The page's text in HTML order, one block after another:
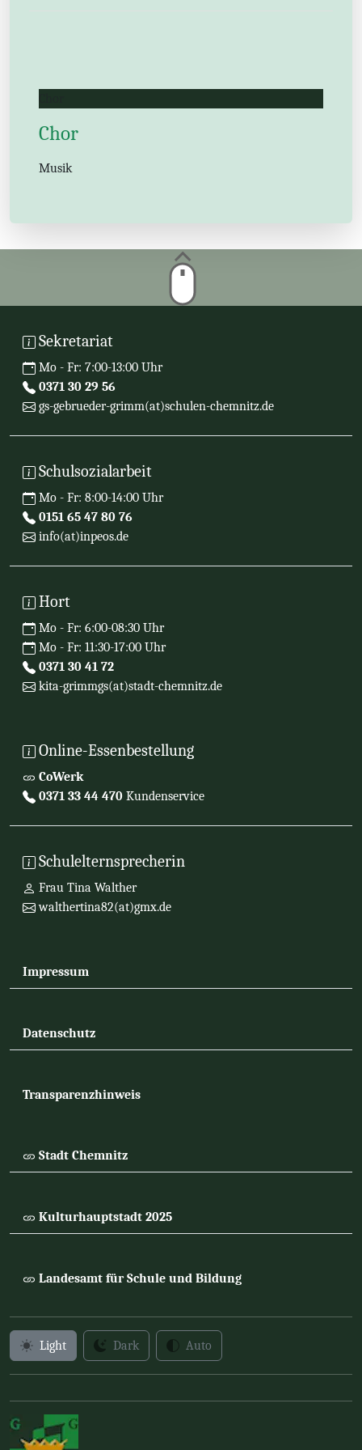
Chor
Musik
Sekretariat
Mo - Fr: 7:00-13:00 Uhr
0371 30 29 56
gs-gebrueder-grimm(at)schulen-chemnitz.de
Schulsozialarbeit
Mo - Fr: 8:00-14:00 Uhr
0151 65 47 80 76
info(at)inpeos.de
Hort
Mo - Fr: 6:00-08:30 Uhr
Mo - Fr: 11:30-17:00 Uhr
0371 30 41 72
kita-grimmgs(at)stadt-chemnitz.de
Online-Essenbestellung
CoWerk
0371 33 44 470 Kundenservice
Schulelternsprecherin
Frau Tina Walther
walthertina82(at)gmx.de
Impressum
Datenschutz
Transparenzhinweis
Stadt Chemnitz
Kulturhauptstadt 2025
Landesamt für Schule und Bildung
Light Dark Auto